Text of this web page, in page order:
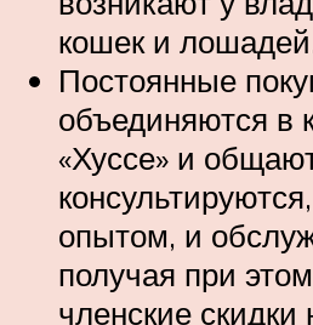
кошек и
Постоянные
объединяются в
«Хуссе» и
опытом, и
получая при
членские скидки